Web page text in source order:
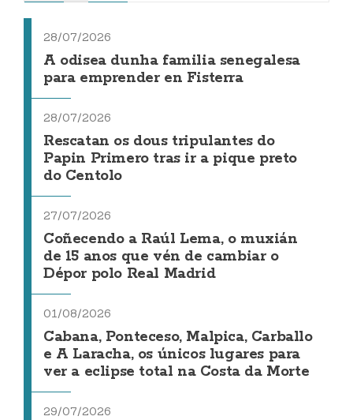
28/07/2026
A odisea dunha familia senegalesa
para emprender en Fisterra
28/07/2026
Rescatan os dous tripulantes do
Papin Primero tras ir a pique preto
do Centolo
27/07/2026
Coñecendo a Raúl Lema, o muxián
de 15 anos que vén de cambiar o
Dépor polo Real Madrid
01/08/2026
Cabana, Ponteceso, Malpica, Carballo
e A Laracha, os únicos lugares para
ver a eclipse total na Costa da Morte
29/07/2026